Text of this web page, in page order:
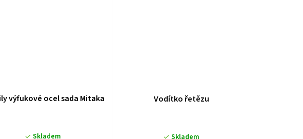
výfukové ocel sada Mitaka
Skladem
Vodítko řetězu
Skladem